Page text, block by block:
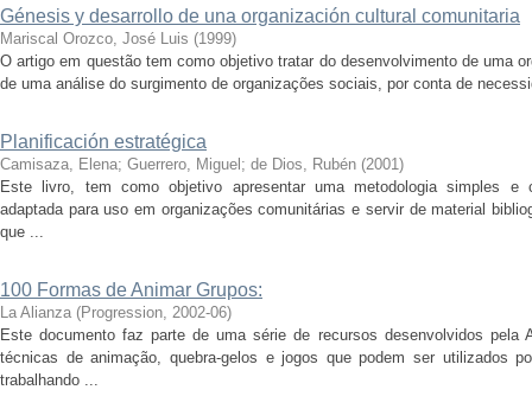
Génesis y desarrollo de una organización cultural comunitaria
Mariscal Orozco, José Luis (1999)
O artigo em questão tem como objetivo tratar do desenvolvimento de uma
de uma análise do surgimento de organizações sociais, por conta de
Planificación estratégica
Camisaza, Elena; Guerrero, Miguel ; de Dios, Rubén (2001)
Este livro, tem como objetivo apresentar uma metodologia simples e
adaptada para uso em organizações comunitárias e servir de material
que ...
100 Formas de Animar Grupos:
La Alianza (Progression, 2002-06)
Este documento faz parte de uma série de recursos desenvolvidos pela
técnicas de animação, quebra-gelos e jogos que podem ser utilizados
trabalhando ...